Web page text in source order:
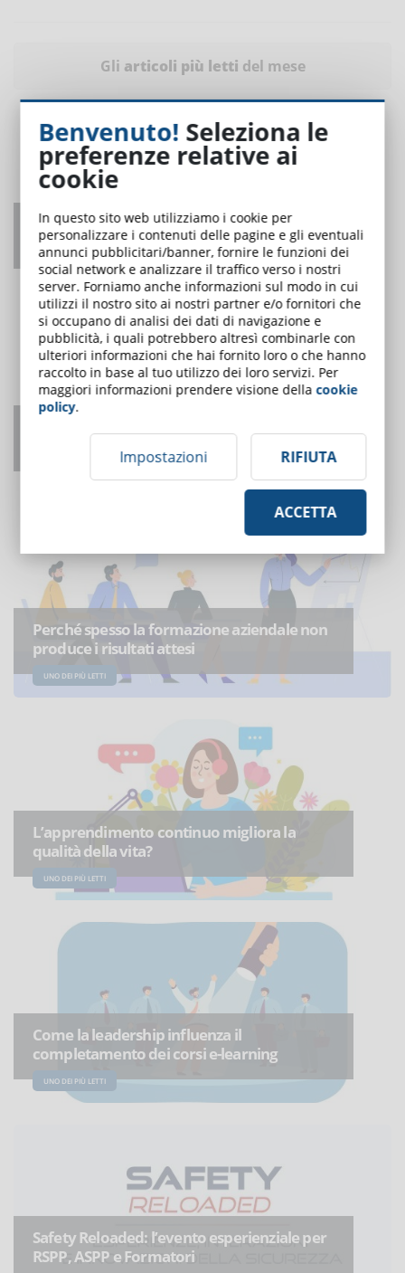
Gli articoli più letti del mese
Coordinatore per la sicurezza nei cantieri:
obblighi formativi
UNO DEI PIÙ LETTI
Perché spesso la formazione aziendale non
produce i risultati attesi
UNO DEI PIÙ LETTI
L’apprendimento continuo migliora la
qualità della vita?
UNO DEI PIÙ LETTI
Come la leadership influenza il
completamento dei corsi e-learning
UNO DEI PIÙ LETTI
Safety Reloaded: l’evento esperienziale per
RSPP, ASPP e Formatori
Benvenuto! Seleziona le
preferenze relative ai
cookie
In questo sito web utilizziamo i cookie per
personalizzare i contenuti delle pagine e gli eventuali
annunci pubblicitari/banner, fornire le funzioni dei
social network e analizzare il traffico verso i nostri
server. Forniamo anche informazioni sul modo in cui
utilizzi il nostro sito ai nostri partner e/o fornitori che
si occupano di analisi dei dati di navigazione e
pubblicità, i quali potrebbero altresì combinarle con
ulteriori informazioni che hai fornito loro o che hanno
raccolto in base al tuo utilizzo dei loro servizi. Per
maggiori informazioni prendere visione dellacookie
policy.
Impostazioni RIFIUTA
ACCETTA